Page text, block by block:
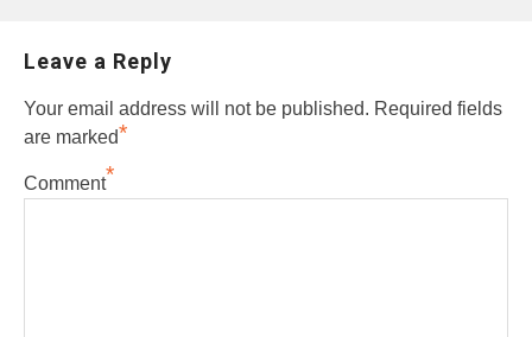
Leave a Reply
Your email address will not be published. Required fields
are marked*
Comment*